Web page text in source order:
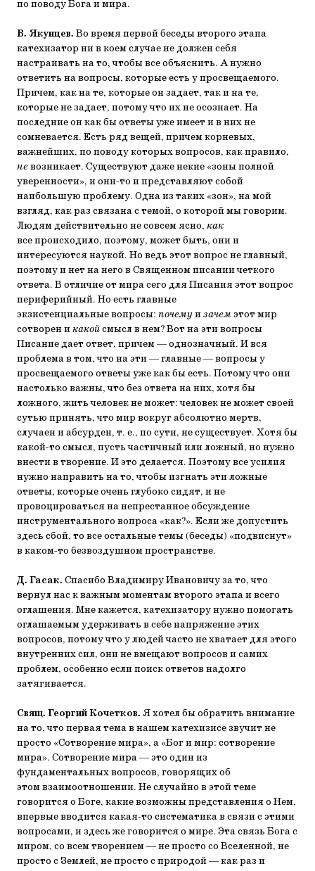
по поводу Бога и мира.
В. Якунцев. Во время первой беседы второго этапа
катехизатор ни в коем случае не должен себя
настраивать на то, чтобы все объяснить. А нужно
ответить на вопросы, которые есть у просвещаемого.
Причем, как на те, которые он задает, так и на те,
которые не задает, потому что их не осознает. На
последние он как бы ответы уже имеет и в них не
сомневается. Есть ряд вещей, причем корневых,
важнейших, по поводу которых вопросов, как правило,
невозникает. Существуют даже некие «зоны полной
уверенности», и они-то и представляют собой
наибольшую проблему. Одна из таких «зон», на мой
взгляд, как раз связана с темой, о которой мы говорим.
Людям действительно не совсем ясно, как
все происходило, поэтому, может быть, они и
интересуются наукой. Но ведь этот вопрос не главный,
поэтому и нет на него в Священном писании четкого
ответа. В отличие от мира сего для Писания этот вопрос
периферийный. Но есть главные
экзистенциальные вопросы: почемуизачем этот мир
сотворен икакойсмысл в нем? Вот на эти вопросы
Писание дает ответ, причем — однозначный. И вся
проблема в том, что на эти — главные — вопросы у
просвещаемого ответы уже как бы есть. Потому что они
настолько важны, что без ответа на них, хотя бы
ложного, жить человек не может: человек не может своей
сутью принять, что мир вокруг абсолютно мертв,
случаен и абсурден, т. е., по сути, не существует. Хотя бы
какой-то смысл, пусть частичный или ложный, но нужно
внести в творение. И это делается. Поэтому все усилия
нужно направить на то, чтобы изгнать эти ложные
ответы, которые очень глубоко сидят, и не
провоцироваться на непрестанное обсуждение
инструментального вопроса «как?». Если же допустить
здесь сбой, то все остальные темы (беседы) «подвиснут»
в каком-то безвоздушном пространстве.
Д. Гасак. Спасибо Владимиру Ивановичу за то, что
вернул нас к важным моментам второго этапа и всего
оглашения. Мне кажется, катехизатору нужно помогать
оглашаемым удерживать в себе напряжение этих
вопросов, потому что у людей часто не хватает для этого
внутренних сил, они не вмещают вопросов и самих
проблем, особенно если поиск ответов надолго
затягивается.
Свящ. Георгий Кочетков. Я хотел бы обратить внимание
на то, что первая тема в нашем катехизисе звучит не
просто «Сотворение мира», а «Бог и мир: сотворение
мира». Сотворение мира — это один из
фундаментальных вопросов, говорящих об
этом взаимоотношении. Не случайно в этой теме
говорится о Боге, какие возможны представления о Нем,
впервые вводится какая-то систематика в связи с этими
вопросами, и здесь же говорится о мире. Эта связь Бога с
миром, со всем творением — не просто со Вселенной, не
просто с Землей, не просто с природой — как раз и